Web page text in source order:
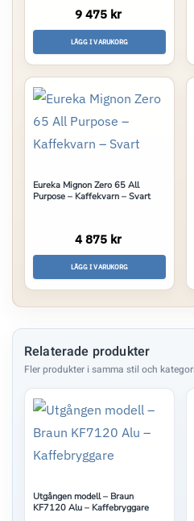
9 475 kr
LÄGG I VARUKORG
Eureka Mignon Zero 65 All
Purpose – Kaffekvarn – Svart
4 875 kr
LÄGG I VARUKORG
Relaterade produkter
Utgången modell – Braun
KF7120 Alu – Kaffebryggare